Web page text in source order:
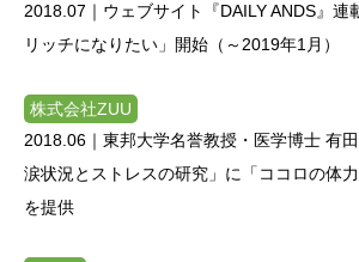
2018.07｜ ウェブサイト『DAILY ANDS』連
リッチになりたい」開始（～2019年1月）
株式会社ZUU
2018.06｜東邦大学名誉教授・医学博士 有
涙状況とストレスの研究」に「ココロの体
を提供